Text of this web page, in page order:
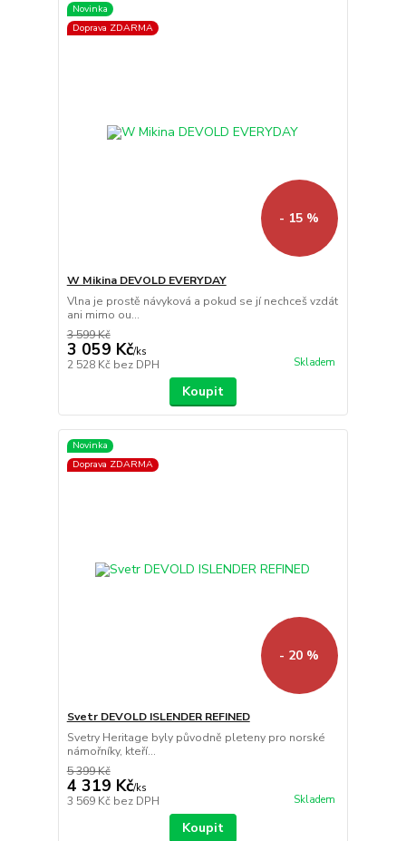
Novinka
Doprava ZDARMA
- 15 %
W Mikina DEVOLD EVERYDAY
Vlna je prostě návyková a pokud se jí nechceš vzdát
ani mimo ou...
3 599 Kč
3 059 Kč/ks
2 528 Kč bez DPH Skladem
Koupit
Novinka
Doprava ZDARMA
- 20 %
Svetr DEVOLD ISLENDER REFINED
Svetry Heritage byly původně pleteny pro norské
námořníky, kteří...
5 399 Kč
4 319 Kč/ks
3 569 Kč bez DPH Skladem
Koupit